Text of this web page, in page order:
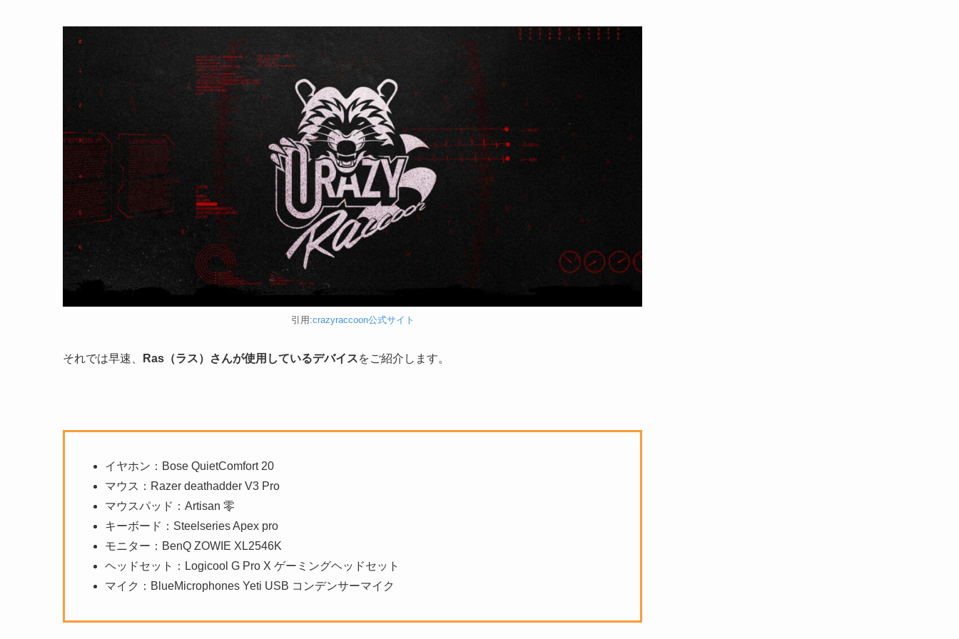
引用:crazyraccoon公式サイト
それでは早速、 Ras（ラス）さんが使用しているデバイスをご紹介します。
イヤホン：Bose QuietComfort 20
マウス：Razer deathadder V3 Pro
マウスパッド：Artisan 零
キーボード：Steelseries Apex pro
モニター：BenQ ZOWIE XL2546K
ヘッドセット：Logicool G Pro X ゲーミングヘッドセット
マイク：BlueMicrophones Yeti USB コンデンサーマイク